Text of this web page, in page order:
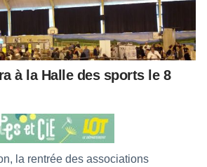
à la Halle des sports le 8
la rentrée des associations